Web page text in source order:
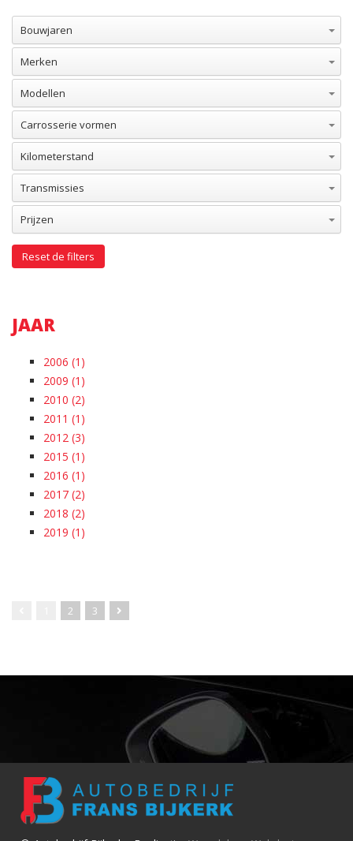
Bouwjaren
Merken
Modellen
Carrosserie vormen
Kilometerstand
Transmissies
Prijzen
Reset de filters
JAAR
2006 (1)
2009 (1)
2010 (2)
2011 (1)
2012 (3)
2015 (1)
2016 (1)
2017 (2)
2018 (2)
2019 (1)
2 3